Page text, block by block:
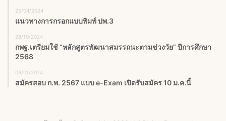
25/04/2024
แนวทางการกรอกแบบพิมพ์ ปพ.3
28/10/2024
กพฐ.เตรียมใช้ “หลักสูตรพัฒนาสมรรถนะตามช่วงวัย” ปีการศึกษา
2568
09/01/2024
สมัครสอบ ก.พ. 2567 แบบ e-Exam เปิดรับสมัคร 10 ม.ค.นี้